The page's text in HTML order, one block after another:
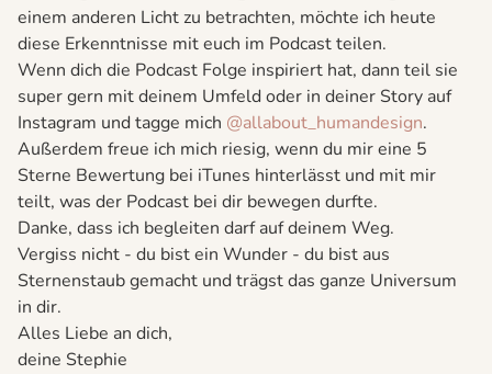
einem anderen Licht zu betrachten, möchte ich heute
diese Erkenntnisse mit euch im Podcast teilen.
Wenn dich die Podcast Folge inspiriert hat, dann teil sie
super gern mit deinem Umfeld oder in deiner Story auf
Instagram und tagge mich @allabout_humandesign.
Außerdem freue ich mich riesig, wenn du mir eine 5
Sterne Bewertung bei iTunes hinterlässt und mit mir
teilt, was der Podcast bei dir bewegen durfte.
Danke, dass ich begleiten darf auf deinem Weg.
Vergiss nicht - du bist ein Wunder - du bist aus
Sternenstaub gemacht und trägst das ganze Universum
in dir.
Alles Liebe an dich,
deine Stephie